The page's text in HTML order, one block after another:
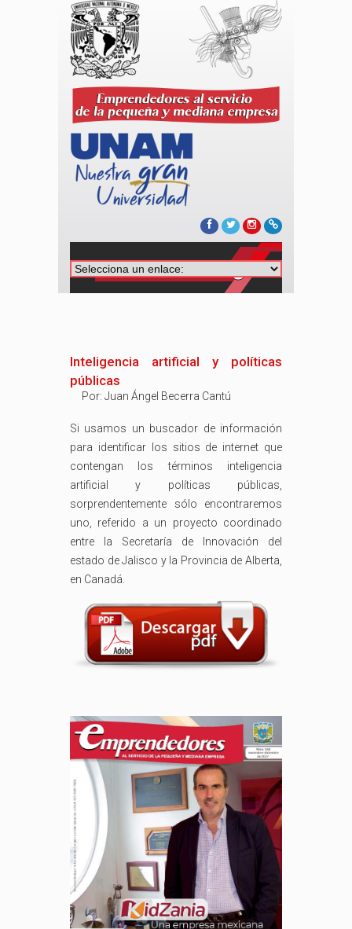
Inteligencia artificial y políticas
públicas
Por: Juan Ángel Becerra Cantú
Si usamos un buscador de información
para identificar los sitios de internet que
contengan los términos inteligencia
artificial y políticas públicas,
sorprendentemente sólo encontraremos
uno, referido a un proyecto coordinado
entre la Secretaría de Innovación del
estado de Jalisco y la Provincia de Alberta,
en Canadá.